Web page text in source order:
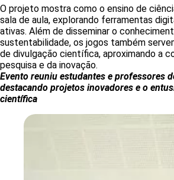
O projeto mostra como o ensino de
sala de aula, explorando ferramentas
ativas. Além de disseminar o
sustentabilidade, os jogos também
de divulgação científica, aproximando a
pesquisa e da inovação.
Evento reuniu estudantes e professores
destacando projetos inovadores e o
científica